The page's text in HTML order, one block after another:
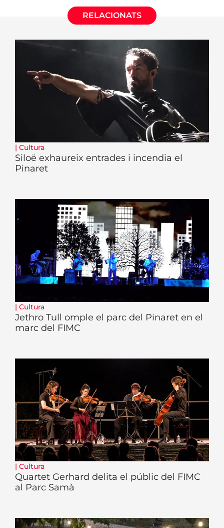
RELACIONATS
| Cultura
Siloë exhaureix entrades i incendia el
Pinaret
| Cultura
Jethro Tull omple el parc del Pinaret en el
marc del FIMC
| Cultura
Quartet Gerhard delita el públic del FIMC
al Parc Samà